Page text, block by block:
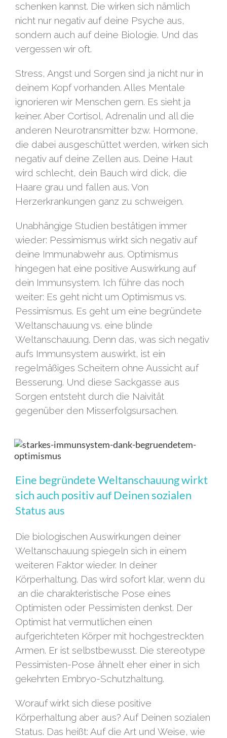
schenken kannst. Die wirken sich nämlich
nicht nur negativ auf deine Psyche aus,
sondern auch auf deine Biologie. Und das
vergessen wir oft.
Stress, Angst und Sorgen sind ja nicht nur in
deinem Kopf vorhanden. Alles Mentale
ignorieren wir Menschen gern. Es sieht ja
keiner. Aber Cortisol, Adrenalin und all die
anderen Neurotransmitter bzw. Hormone,
die dabei ausgeschüttet werden, wirken sich
negativ auf deine Zellen aus. Deine Haut
wird schlecht, dein Bauch wird dick, die
Haare grau und fallen aus. Von
Herzerkrankungen ganz zu schweigen.
Unabhängige Studien bestätigen immer
wieder: Pessimismus wirkt sich negativ auf
deine Immunabwehr aus. Optimismus
hingegen hat eine positive Auswirkung auf
dein Immunsystem. Ich führe das noch
weiter: Es geht nicht um Optimismus vs.
Pessimismus. Es geht um eine begründete
Weltanschauung vs. eine blinde
Weltanschauung. Denn das, was sich negativ
aufs Immunsystem auswirkt, ist ein
regelmäßiges Scheitern ohne Aussicht auf
Besserung. Und diese Sackgasse aus
Sorgen entsteht durch die Naivität
gegenüber den Misserfolgsursachen.
Eine begründete Weltanschauung wirkt
sich auch positiv auf Deinen sozialen
Status aus
Die biologischen Auswirkungen deiner
Weltanschauung spiegeln sich in einem
weiteren Faktor wieder. In deiner
Körperhaltung. Das wird sofort klar, wenn du
an die charakteristische Pose eines
Optimisten oder Pessimisten denkst. Der
Optimist hat vermutlichen einen
aufgerichteten Körper mit hochgestreckten
Armen. Er ist selbstbewusst. Die stereotype
Pessimisten-Pose ähnelt eher einer in sich
gekehrten Embryo-Schutzhaltung.
Worauf wirkt sich diese positive
Körperhaltung aber aus? Auf Deinen sozialen
Status. Das heißt: Auf die Art und Weise, wie